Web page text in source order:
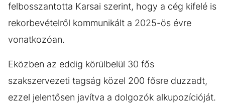
felbosszantotta Karsai szerint, hogy a cég kifelé is
rekorbevételről kommunikált a 2025-ös évre
vonatkozóan.
Eközben az eddig körülbelül 30 fős
szakszervezeti tagság közel 200 fősre duzzadt,
ezzel jelentősen javítva a dolgozók alkupozícióját.